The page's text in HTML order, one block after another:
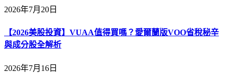
2026年7月20日
【2026美股投資】VUAA值得買嗎？愛爾蘭版VOO省稅秘辛
與成分股全解析
2026年7月16日